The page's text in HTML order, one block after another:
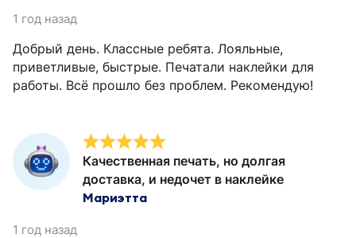
1 год назад
Добрый день. Классные ребята. Лояльные,
приветливые, быстрые. Печатали наклейки для
работы. Всё прошло без проблем. Рекомендую!
Качественная печать, но долгая
доставка, и недочет в наклейке
Мариэтта
1 год назад